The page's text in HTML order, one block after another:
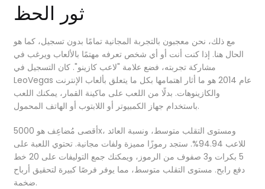
ثور الحظ
مع ذلك، نحن معجبون بالتجربة المجانية تمامًا بدون تسجيل، كما هو
الحال هنا. إذا كنت أنت أو أي شخص تعرفه مهتمًا بالألعاب ويرغب في
مشاركة تجربته، فضع علامة "لاعب كازينو". كان التسجيل في
LeoVegas عام 2014 هو ما أثار اهتمامها بكل ما يتعلق بألعاب الإنترنت
والكازينوهات. بدلًا من اللعب على ماكينة القمار، يمكنك اللعب
باستخدام جهاز الكمبيوتر أو اللابتوب أو الهاتف المحمول.
أقصى مُضاعِف هو 5000x، ومستوى التقلب متوسط، ونسبة العائد
للاعب 94.94%. ستجد رموزًا مميزة ولفات مجانية. تحتوي اللعبة على
5 بكرات و3 صفوف من الرموز، ويمكنك جمع التوليفات على 20 خط
دفع رابح. مستوى التقلب متوسط، مما يوفر فرصًا كبيرة لتحقيق أرباح
ضخمة.